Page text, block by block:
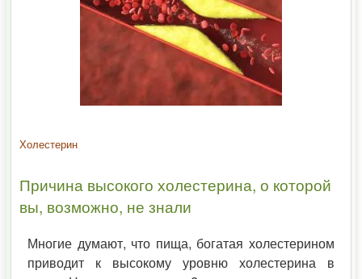
Холестерин
Причина высокого холестерина, о которой
вы, возможно, не знали
Многие думают, что пища, богатая холестерином
приводит к высокому уровню холестерина в